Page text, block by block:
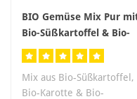
BIO Gemüse Mix Pur
Bio-Süßkartoffel & Bio-
Karotte
Mix aus Bio-Süßkartoffel,
Bio-Karotte & Bio-